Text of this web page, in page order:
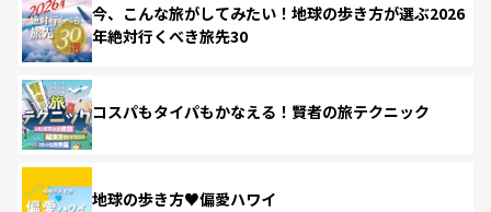
今、こんな旅がしてみたい！地球の歩き方が選ぶ2026
年絶対行くべき旅先30
コスパもタイパもかなえる！賢者の旅テクニック
地球の歩き方♥偏愛ハワイ